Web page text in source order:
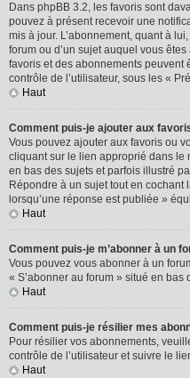
Dans phpBB 3.2, les favoris sont
pouvez à présent recevoir une
mis à jour. L’abonnement, quant à
forum ou d’un sujet auquel vous
favoris et des abonnements peuvent
contrôle de l’utilisateur, sous les «
Haut
Comment puis-je ajouter aux
Vous pouvez ajouter aux favoris ou
cliquant sur le lien approprié dans le
en bas des sujets et parfois illustré
Répondre à un sujet tout en
lorsqu’une réponse est publiée »
Haut
Comment puis-je m’abonner à un
Vous pouvez vous abonner à un
« S’abonner au forum » situé en bas
Haut
Comment puis-je résilier mes
Pour résilier vos abonnements,
contrôle de l’utilisateur et suivre le
Haut